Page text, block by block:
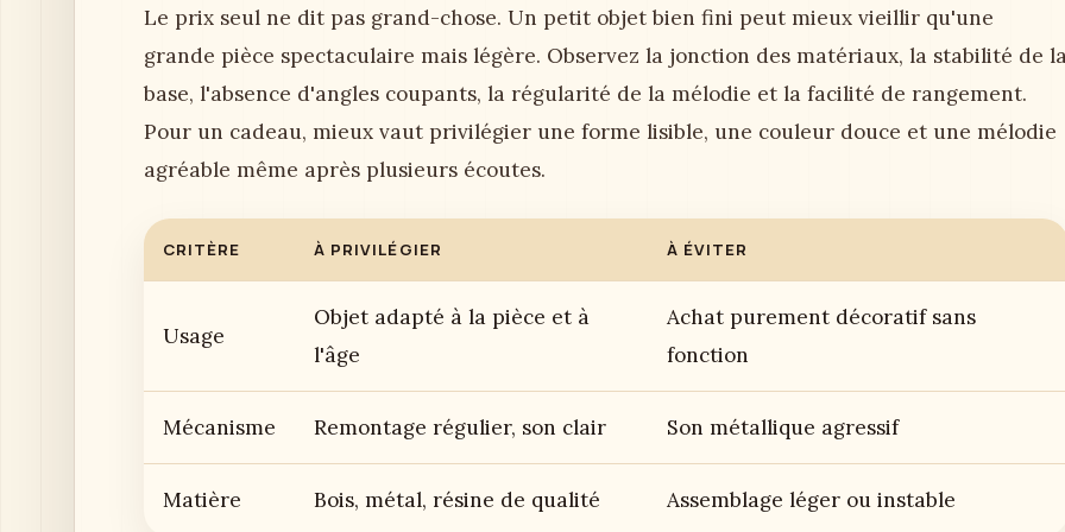
Le prix seul ne dit pas grand-chose. Un petit objet bien fini peut mieux vieillir qu'une
grande pièce spectaculaire mais légère. Observez la jonction des matériaux, la stabilité de
base, l'absence d'angles coupants, la régularité de la mélodie et la facilité de rangement.
Pour un cadeau, mieux vaut privilégier une forme lisible, une couleur douce et une mélodie
agréable même après plusieurs écoutes.
CRITÈRE À PRIVILÉGIER À ÉVITER
Usage
Objet adapté à la pièce et à
l'âge
Achat purement décoratif sans
fonction
Mécanisme Remontage régulier, son clair Son métallique agressif
Matière Bois, métal, résine de qualité Assemblage léger ou instable